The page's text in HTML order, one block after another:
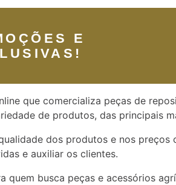
E
que comercializa peças de
de produtos, das principais
dos produtos e nos
e auxiliar os clientes.
quem busca peças e acessórios